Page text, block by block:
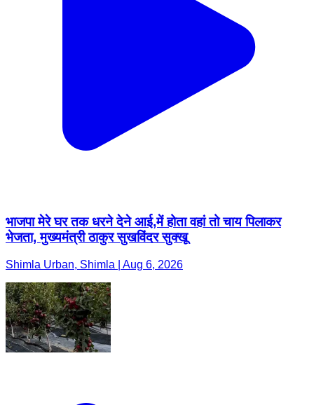
भाजपा मेरे घर तक धरने देने आई,में होता वहां तो चाय पिलाकर
भेजता, मुख्यमंत्री ठाकुर सुखविंदर सुक्खू
Shimla Urban, Shimla | Aug 6, 2026